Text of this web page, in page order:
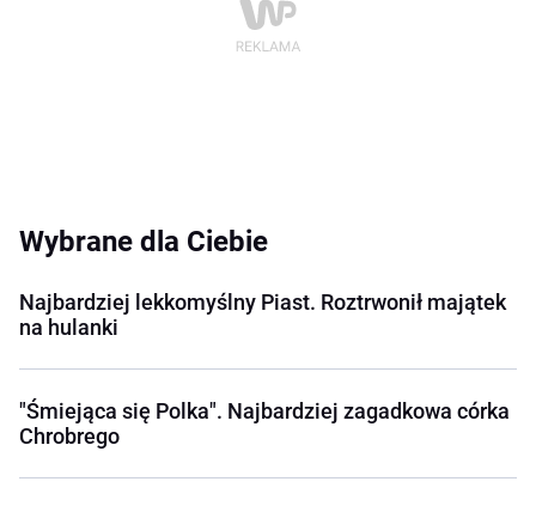
Wybrane dla Ciebie
Najbardziej lekkomyślny Piast. Roztrwonił majątek
na hulanki
"Śmiejąca się Polka". Najbardziej zagadkowa córka
Chrobrego